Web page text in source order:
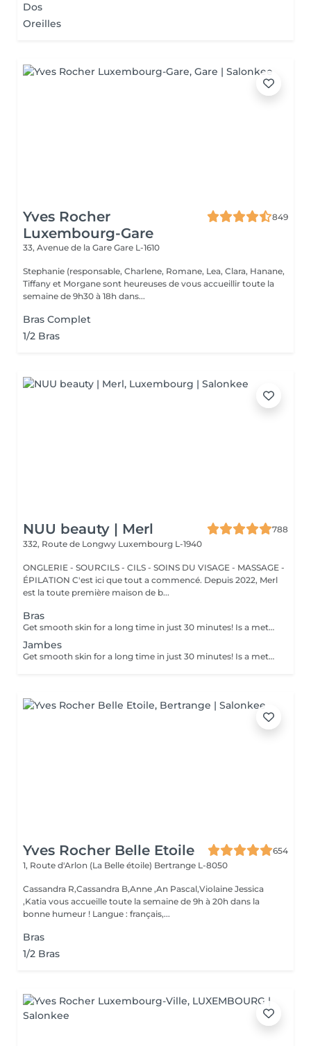
Dos
Oreilles
Yves Rocher
Luxembourg-Gare
849
33, Avenue de la Gare Gare L-1610
Stephanie (responsable, Charlene, Romane, Lea, Clara, Hanane,
Tiffany et Morgane sont heureuses de vous accueillir toute la
semaine de 9h30 à 18h dans...
Bras Complet
1/2 Bras
NUU beauty | Merl
788
332, Route de Longwy Luxembourg L-1940
ONGLERIE - SOURCILS - CILS - SOINS DU VISAGE - MASSAGE -
ÉPILATION C'est ici que tout a commencé. Depuis 2022, Merl
est la toute première maison de b...
Bras
Get smooth skin for a long time in just 30 minutes! Is a method of hair removal when your hair is pulled out with warm wax with the hair follicle. How is wax epilation done? - preparation (the beautician applies a special antiseptic lotion to the skin) - wax is applied (the wax mixture is heated to a certain temperature, after which it is applied to the skin using a wooden stick) - depilation (after the wax hardens the beautician removes the wax strips with hair using sharp movements) - wax residue are removed (wax residues are cleaned off and aloe vera cream is applied) Age restrictions: recommended to do from 14 years. Post procedure recommendations: recommended to do not take hot bath, do not visit sauna, do not swim in the pool for 12 hours after the procedure - it can cause irritation. Frequency: once in 4 weeks.
Jambes
Get smooth skin for a long time in just 30 minutes! Is a method of hair removal when your hair is pulled out with warm wax with the hair follicle. How is wax epilation done? - preparation (the beautician applies a special antiseptic lotion to the skin) - wax is applied (the wax mixture is heated to a certain temperature, after which it is applied to the skin using a wooden stick) - depilation (after the wax hardens the beautician removes the wax strips with hair using sharp movements) - wax residue are removed (wax residues are cleaned off and aloe vera cream is applied) Age restrictions: recommended to do from 14 years. Post procedure recommendations: recommended to do not take hot bath, do not visit sauna, do not swim in the pool for 12 hours after the procedure - it can cause irritation. Frequency: once in 4 weeks.
Yves Rocher Belle Etoile
654
1, Route d'Arlon (La Belle étoile) Bertrange L-8050
Cassandra R,Cassandra B,Anne ,An Pascal,Violaine Jessica
,Katia vous accueille toute la semaine de 9h à 20h dans la
bonne humeur ! Langue : français,...
Bras
1/2 Bras